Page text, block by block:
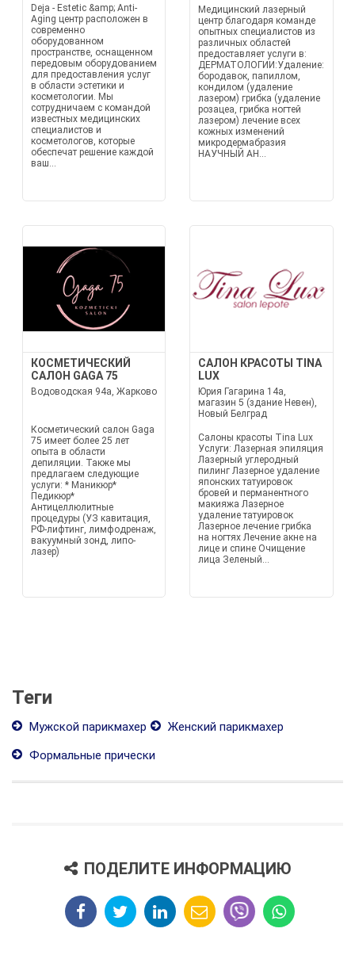
Deja - Estetic &amp; Anti-
Aging центр расположен в
современно
оборудованном
пространстве, оснащенном
передовым оборудованием
для предоставления услуг
в области эстетики и
косметологии. Мы
сотрудничаем с командой
известных медицинских
специалистов и
косметологов, которые
обеспечат решение каждой
ваш...
Медицинский лазерный
центр благодаря команде
опытных специалистов из
различных областей
предоставляет услуги в:
ДЕРМАТОЛОГИИ:Удаление:
бородавок, папиллом,
кондилом (удаление
лазером) грибка (удаление
розацеа, грибка ногтей
лазером) лечение всех
кожных изменений
микродермабразия
НАУЧНЫЙ АН...
КОСМЕТИЧЕСКИЙ
САЛОН GAGA 75
Водоводская 94а, Жарково
Косметический салон Gaga
75 имеет более 25 лет
опыта в области
депиляции. Также мы
предлагаем следующие
услуги: * Маникюр*
Педикюр*
Антицеллюлитные
процедуры (УЗ кавитация,
РФ-лифтинг, лимфодренаж,
вакуумный зонд, липо-
лазер)
САЛОН КРАСОТЫ TINA
LUX
Юрия Гагарина 14а,
магазин 5 (здание Невен),
Новый Белград
Салоны красоты Tina Lux
Услуги: Лазерная эпиляция
Лазерный углеродный
пилинг Лазерное удаление
японских татуировок
бровей и перманентного
макияжа Лазерное
удаление татуировок
Лазерное лечение грибка
на ногтях Лечение акне на
лице и спине Очищение
лица Зеленый...
Теги
Мужской парикмахер
Женский парикмахер
Формальные прически
ПОДЕЛИТЕ ИНФОРМАЦИЮ